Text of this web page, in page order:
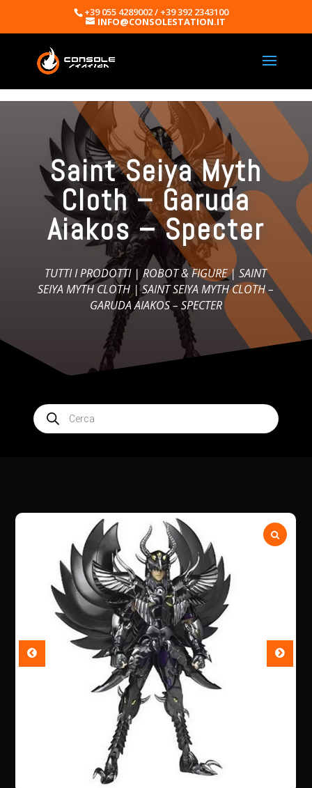
+39 055 4289002 / +39 392 2343100
INFO@CONSOLESTATION.IT
Saint Seiya Myth
Cloth – Garuda
Aiakos – Specter
TUTTI I PRODOTTI|ROBOT & FIGURE|SAINT
SEIYA MYTH CLOTH | SAINT SEIYA MYTH CLOTH –
GARUDA AIAKOS – SPECTER
Products
search